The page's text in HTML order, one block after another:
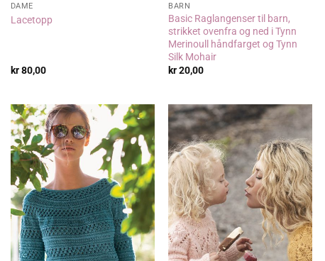
DAME
Lacetopp
kr80,00
BARN
Basic Raglangenser til barn,
strikket ovenfra og ned i Tynn
Merinoull håndfarget og Tynn
Silk Mohair
kr20,00